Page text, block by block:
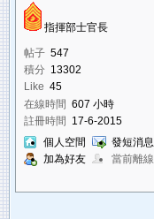
指揮部士官長
帖子 547
積分 13302
Like 45
在線時間 607 小時
註冊時間 17-6-2015
個人空間
發短消息
加為好友
當前離線